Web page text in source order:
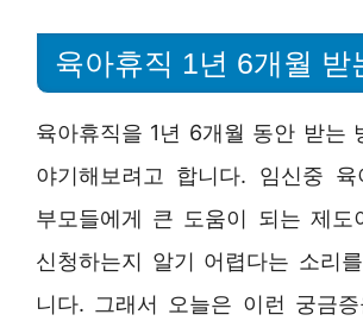
육아휴직 1년 6개월 받
육아휴직을 1년 6개월 동안 받는
야기해보려고 합니다. 임신중 육
부모들에게 큰 도움이 되는 제도
신청하는지 알기 어렵다는 소리
니다. 그래서 오늘은 이런 궁금